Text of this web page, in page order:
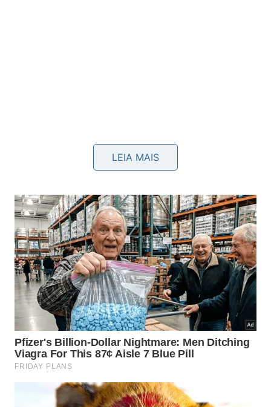
Como os grilos produzem esse som?
O som característico é produzido quando o macho
esfrega uma asa dianteira contra a outra. Uma parte
funciona como uma espécie de lima, com pequenas
estruturas, enquanto a outra age como raspador,
criando vibrações que se espalham peloardo
jardim.
🦗
O grilo não canta
com a voz
O som vem do atrito das asas
LEIA MAIS